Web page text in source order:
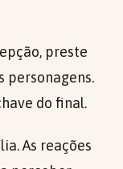
preste
personagens.
do final.
As reações